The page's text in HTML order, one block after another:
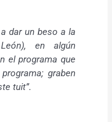
dar un beso a la
en algún
el programa que
graben
tuit”.